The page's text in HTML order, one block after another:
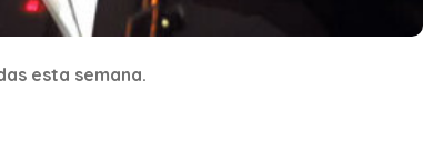
esta semana.